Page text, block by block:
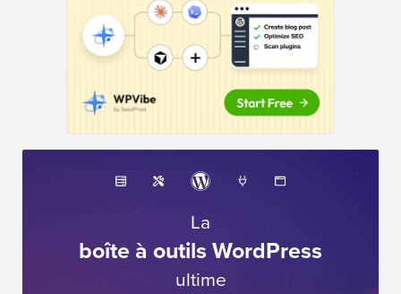
La
boîte à outils WordPress
ultime